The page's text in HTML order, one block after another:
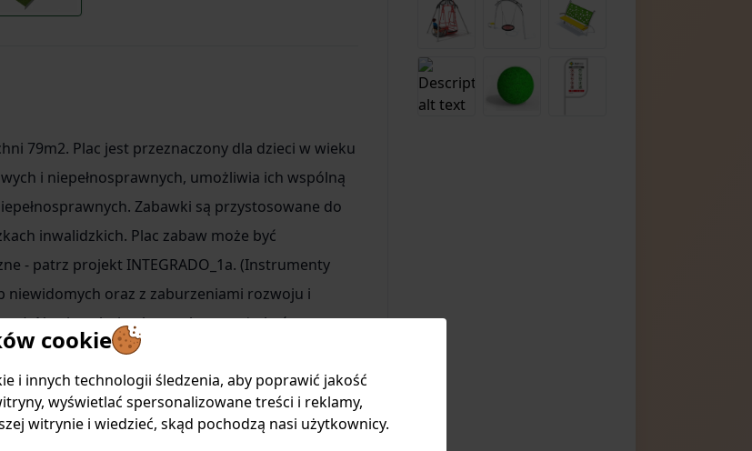
cookie
i innych technologii śledzenia, aby poprawić jakość
wyświetlać spersonalizowane treści i reklamy,
witrynie i wiedzieć, skąd pochodzą nasi użytkownicy.
79m2. Plac jest przeznaczony dla dzieci w wieku
i niepełnosprawnych, umożliwia ich wspólną
Zabawki są przystosowane do
inwalidzkich. Plac zabaw może być
- patrz projekt INTEGRADO_1a. (Instrumenty
niewidomych oraz z zaburzeniami rozwoju i
Nawierzchnia placu zabaw może być
kolorową nawierzchnię
rodzaj nawierzchni oraz jej kolor może być
pomożemy w konsultacji projektu - prześlemy